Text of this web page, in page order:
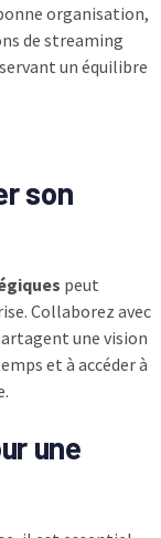
organisation,
de streaming
un équilibre
son
peut
Collaborez avec
une vision
et à accéder à
une